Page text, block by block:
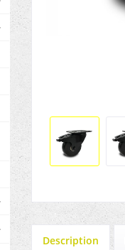
Description